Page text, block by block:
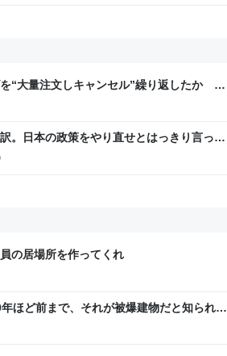
“大量注文しキャンセル”繰り返したか 女
日掲載）｜日テレNEWS NNN
。日本の政策をやり直せとはっきり言って
の居場所を作ってくれ
ほど前まで、それが被爆建物だと知られて
ら出る水を飲んで、多くの被爆者が息絶